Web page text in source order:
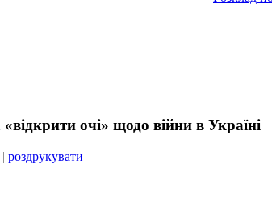
очі» щодо війни в Україні
| роздрукувати